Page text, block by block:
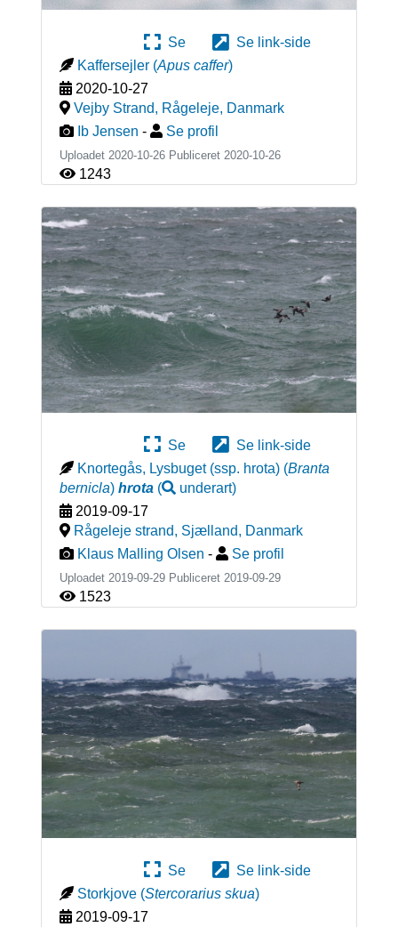
Se
Se link-side
Kaffersejler (Apus caffer)
2020-10-27
Vejby Strand, Rågeleje, Danmark
Ib Jensen - Se profil
Uploadet 2020-10-26 Publiceret 2020-10-26
1243
Se
Se link-side
Knortegås, Lysbuget (ssp. hrota) (Branta
bernicla) hrota( underart)
2019-09-17
Rågeleje strand, Sjælland, Danmark
Klaus Malling Olsen - Se profil
Uploadet 2019-09-29 Publiceret 2019-09-29
1523
Se
Se link-side
Storkjove (Stercorarius skua)
2019-09-17